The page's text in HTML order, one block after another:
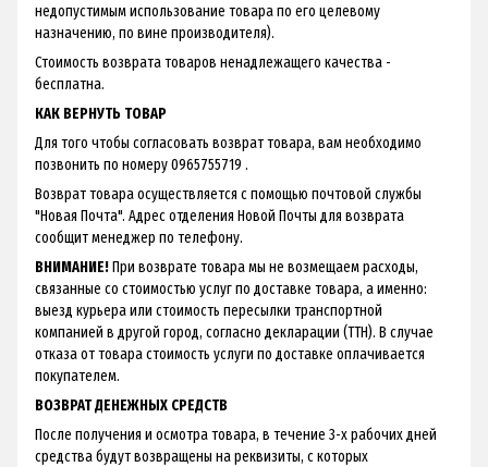
недопустимым использование товара по его целевому
назначению, по вине производителя).
Стоимость возврата товаров ненадлежащего качества -
бесплатна.
КАК ВЕРНУТЬ ТОВАР
Для того чтобы согласовать возврат товара, вам необходимо
позвонить по номеру 0965755719 .
Возврат товара осуществляется с помощью почтовой службы
"Новая Почта". Адрес отделения Новой Почты для возврата
сообщит менеджер по телефону.
ВНИМАНИЕ!При возврате товара мы не возмещаем расходы,
связанные со стоимостью услуг по доставке товара, а именно:
выезд курьера или стоимость пересылки транспортной
компанией в другой город, согласно декларации (ТТН). В случае
отказа от товара стоимость услуги по доставке оплачивается
покупателем.
ВОЗВРАТ ДЕНЕЖНЫХ СРЕДСТВ
После получения и осмотра товара, в течение 3-х рабочих дней
средства будут возвращены на реквизиты, с которых